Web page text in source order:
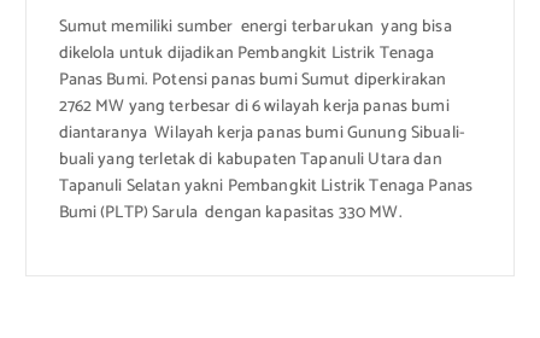
Sumut memiliki sumber energi terbarukan yang bisa
dikelola untuk dijadikan Pembangkit Listrik Tenaga
Panas Bumi. Potensi panas bumi Sumut diperkirakan
2762 MW yang terbesar di 6 wilayah kerja panas bumi
diantaranya Wilayah kerja panas bumi Gunung Sibuali-
buali yang terletak di kabupaten Tapanuli Utara dan
Tapanuli Selatan yakni Pembangkit Listrik Tenaga Panas
Bumi (PLTP) Sarula dengan kapasitas 330 MW.